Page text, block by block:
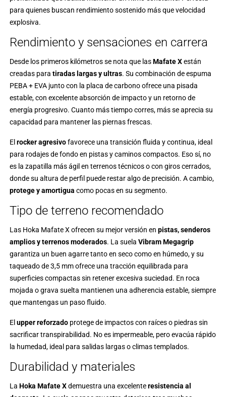
para quienes buscan rendimiento sostenido más que velocidad
explosiva.
Rendimiento y sensaciones en carrera
Desde los primeros kilómetros se nota que lasMafate Xestán
creadas para tiradas largas y ultras. Su combinación de espuma
PEBA + EVA junto con la placa de carbono ofrece una pisada
estable, con excelente absorción de impacto y un retorno de
energía progresivo. Cuanto más tiempo corres, más se aprecia su
capacidad para mantener las piernas frescas.
Elrocker agresivofavorece una transición fluida y continua, ideal
para rodajes de fondo en pistas y caminos compactos. Eso sí, no
es la zapatilla más ágil en terrenos técnicos o con giros cerrados,
donde su altura de perfil puede restar algo de precisión. A cambio,
protege y amortigua como pocas en su segmento.
Tipo de terreno recomendado
Las Hoka Mafate X ofrecen su mejor versión en pistas, senderos
amplios y terrenos moderados. La suela Vibram Megagrip
garantiza un buen agarre tanto en seco como en húmedo, y su
taqueado de 3,5 mm ofrece una tracción equilibrada para
superficies compactas sin retener excesiva suciedad. En roca
mojada o grava suelta mantienen una adherencia estable, siempre
que mantengas un paso fluido.
Elupper reforzadoprotege de impactos con raíces o piedras sin
sacrificar transpirabilidad. No es impermeable, pero evacúa rápido
la humedad, ideal para salidas largas o climas templados.
Durabilidad y materiales
La Hoka Mafate Xdemuestra una excelenteresistencia al